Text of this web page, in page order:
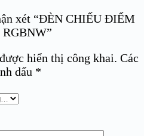
xét “ĐÈN CHIẾU ĐIỂM
hiển thị công khai. Các
dấu *